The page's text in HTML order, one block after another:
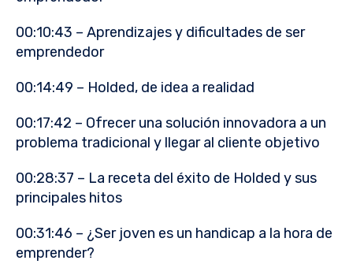
00:10:43 – Aprendizajes y dificultades de ser
emprendedor
00:14:49 – Holded, de idea a realidad
00:17:42 – Ofrecer una solución innovadora a un
problema tradicional y llegar al cliente objetivo
00:28:37 – La receta del éxito de Holded y sus
principales hitos
00:31:46 – ¿Ser joven es un handicap a la hora de
emprender?